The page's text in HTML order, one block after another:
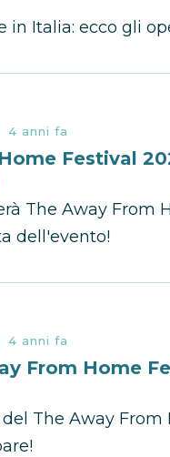
in Italia: ecco gli
4 anni fa
Festival
The Away From
dell'evento!
4 anni fa
From Home
The Away From